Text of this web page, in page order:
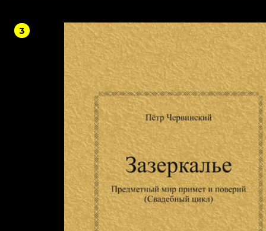
odpowiedzialni za swoje czyny. Niech przedmiotem refleksji będzie moja
i moje wolne wybory. Wiemy doskonale, że właściwy wybór często łączy się z
wysiłkiem, z pewną pracą, jaką w sobie musimy wykonać. Ten wysiłek może być
naszym dziełem.
3